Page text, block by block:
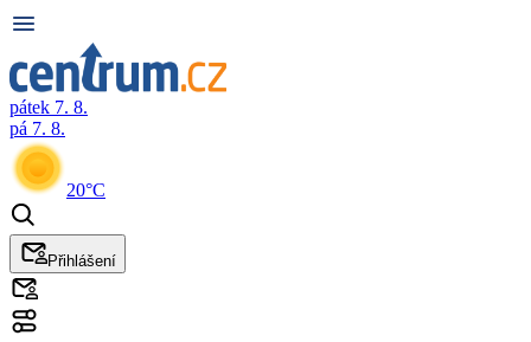
pátek 7. 8.
pá 7. 8.
20°C
Přihlášení